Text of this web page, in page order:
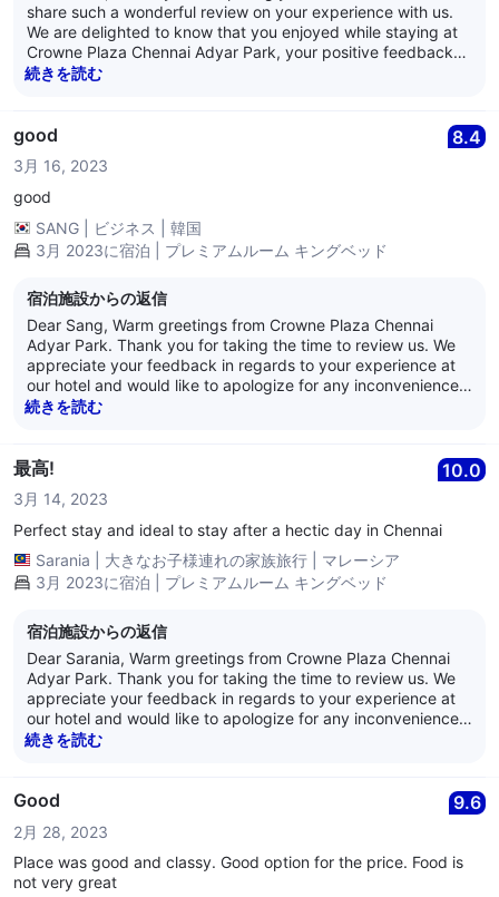
share such a wonderful review on your experience with us.
We are delighted to know that you enjoyed while staying at
Crowne Plaza Chennai Adyar Park, your positive feedback
will act as source of inspiration for us. Your kind words
always. We would once again like to thank you for the review
Crowne Plaza Chennai Adyar Park. Best Regards, Anand
Nair General Manager Crowne Plaza Chennai Adyar Park
続きを読む
good 8.4
3月 16, 2023
good
SANG
ビジネス
韓国
3月 2023に宿泊 | プレミアムルーム キングベッド
宿泊施設からの返信
Dear Sang, Warm greetings from Crowne Plaza Chennai
Adyar Park. Thank you for taking the time to review us. We
appreciate your feedback in regards to your experience at
our hotel and would like to apologize for any inconvenience
caused. We have highlighted the issue to the relevant team
and operations. We eagerly look forward to hosting you
Regards, Anand Nair General Manager Crowne Plaza
Chennai Adyar Park
続きを読む
最高! 10.0
3月 14, 2023
Perfect stay and ideal to stay after a hectic day in Chennai
Sarania
大きなお子様連れの家族旅行
マレーシア
3月 2023に宿泊 | プレミアムルーム キングベッド
宿泊施設からの返信
Dear Sarania, Warm greetings from Crowne Plaza Chennai
Adyar Park. Thank you for taking the time to review us. We
appreciate your feedback in regards to your experience at
our hotel and would like to apologize for any inconvenience
caused. We have highlighted the issue to the relevant team
and operations. We eagerly look forward to hosting you
Regards, Anand Nair General Manager Crowne Plaza
Chennai Adyar Park
続きを読む
Good 9.6
2月 28, 2023
Place was good and classy. Good option for the price. Food is
not very great